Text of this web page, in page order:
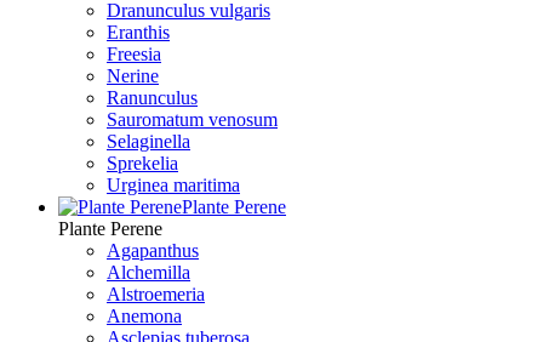
Dranunculus vulgaris
Eranthis
Freesiа
Nerine
Ranunculus
Sauromatum venosum
Selaginella
Sprekelia
Urginea maritima
Plante Perene
Plante Perene
Agapanthus
Alchemilla
Alstroemeria
Anemona
Asclepias tuberosa